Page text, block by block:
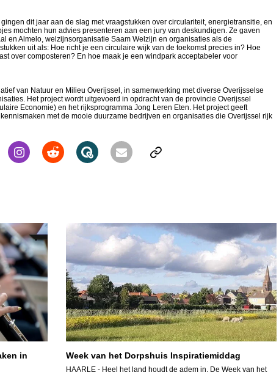
dit jaar aan de slag met vraagstukken over circulariteit, energietransitie, en
mochten hun advies presenteren aan een jury van deskundigen. Ze gaven
en Almelo, welzijnsorganisatie Saam Welzijn en organisaties als de
uit als: Hoe richt je een circulaire wijk van de toekomst precies in? Hoe
over composteren? En hoe maak je een windpark acceptabeler voor
van Natuur en Milieu Overijssel, in samenwerking met diverse Overijsselse
Het project wordt uitgevoerd in opdracht van de provincie Overijssel
Economie) en het rijksprogramma Jong Leren Eten. Het project geeft
met de mooie duurzame bedrijven en organisaties die Overijssel rijk
in
Week van het Dorpshuis Inspiratiemiddag
HAARLE - Heel het land houdt de adem in. De Week van het